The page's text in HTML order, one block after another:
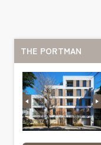
THE PORTMAN